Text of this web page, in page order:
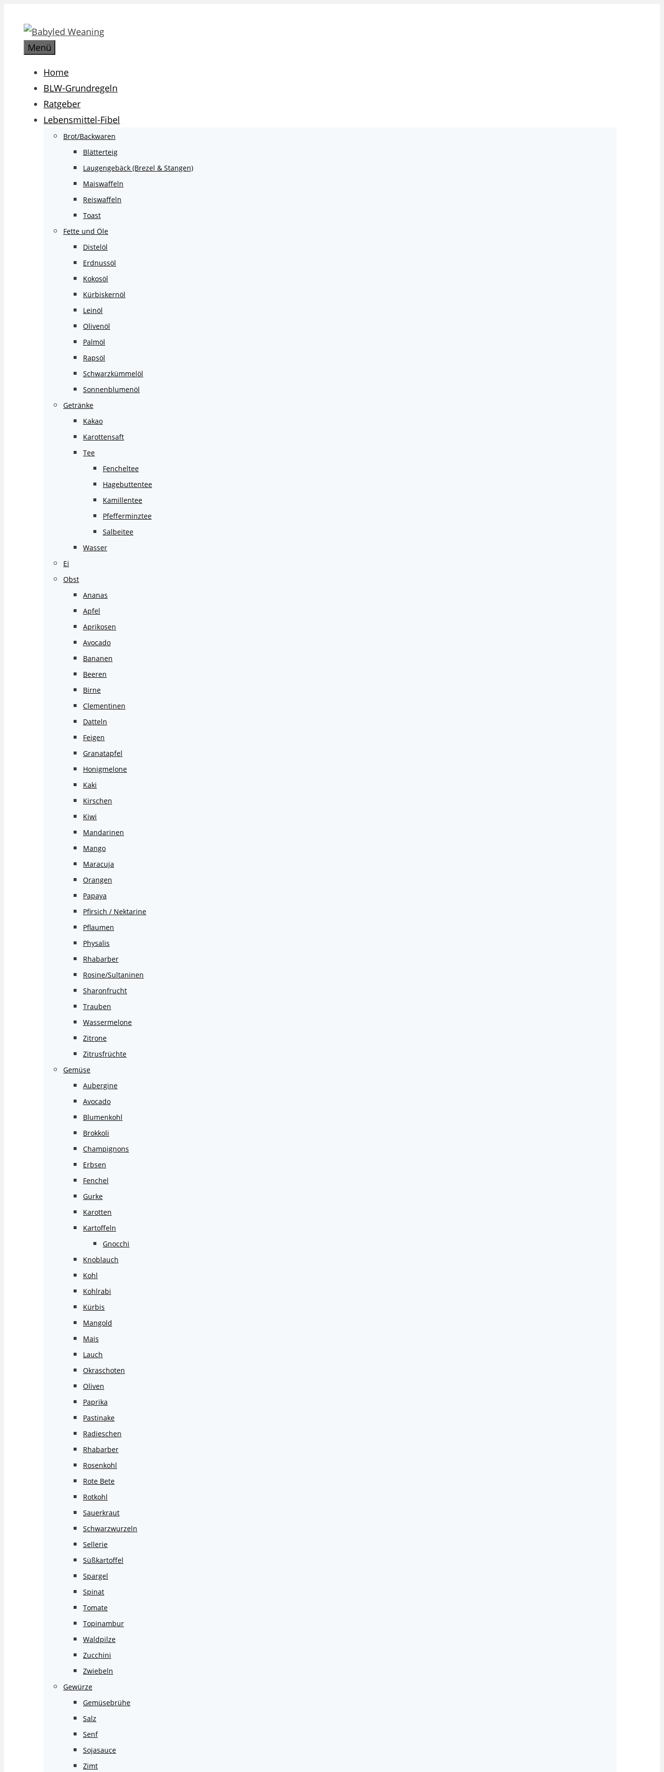
Inhalt
springenMenü
Home
BLW-Grundregeln
Ratgeber
Lebensmittel-Fibel
Brot/Backwaren
Blätterteig
Laugengebäck (Brezel & Stangen)
Maiswaffeln
Reiswaffeln
Toast
Fette und Öle
Distelöl
Erdnussöl
Kokosöl
Kürbiskernöl
Leinöl
Olivenöl
Palmöl
Rapsöl
Schwarzkümmelöl
Sonnenblumenöl
Getränke
Kakao
Karottensaft
Tee
Fencheltee
Hagebuttentee
Kamillentee
Pfefferminztee
Salbeitee
Wasser
Ei
Obst
Ananas
Apfel
Aprikosen
Avocado
Bananen
Beeren
Birne
Clementinen
Datteln
Feigen
Granatapfel
Honigmelone
Kaki
Kirschen
Kiwi
Mandarinen
Mango
Maracuja
Orangen
Papaya
Pfirsich / Nektarine
Pflaumen
Physalis
Rhabarber
Rosine/Sultaninen
Sharonfrucht
Trauben
Wassermelone
Zitrone
Zitrusfrüchte
Gemüse
Aubergine
Avocado
Blumenkohl
Brokkoli
Champignons
Erbsen
Fenchel
Gurke
Karotten
Kartoffeln
Gnocchi
Knoblauch
Kohl
Kohlrabi
Kürbis
Mangold
Mais
Lauch
Okraschoten
Oliven
Paprika
Pastinake
Radieschen
Rhabarber
Rosenkohl
Rote Bete
Rotkohl
Sauerkraut
Schwarzwurzeln
Sellerie
Süßkartoffel
Spargel
Spinat
Tomate
Topinambur
Waldpilze
Zucchini
Zwiebeln
Gewürze
Gemüsebrühe
Salz
Senf
Sojasauce
Zimt